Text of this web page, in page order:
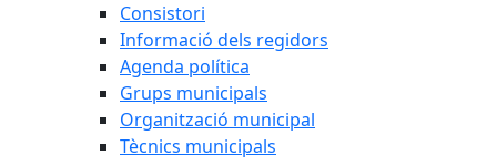
Consistori
Informació dels regidors
Agenda política
Grups municipals
Organització municipal
Tècnics municipals